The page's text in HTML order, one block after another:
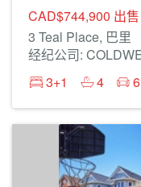
CAD$744,900 出售
3 Teal Place, 巴里
经纪公司:
3+1
4